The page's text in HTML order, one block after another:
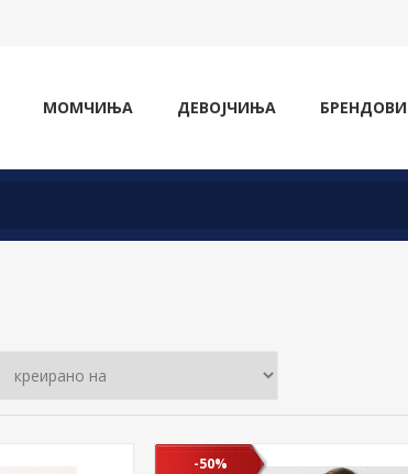
МОМЧИЊА ДЕВОЈЧИЊА БРЕНДОВИ
-50%